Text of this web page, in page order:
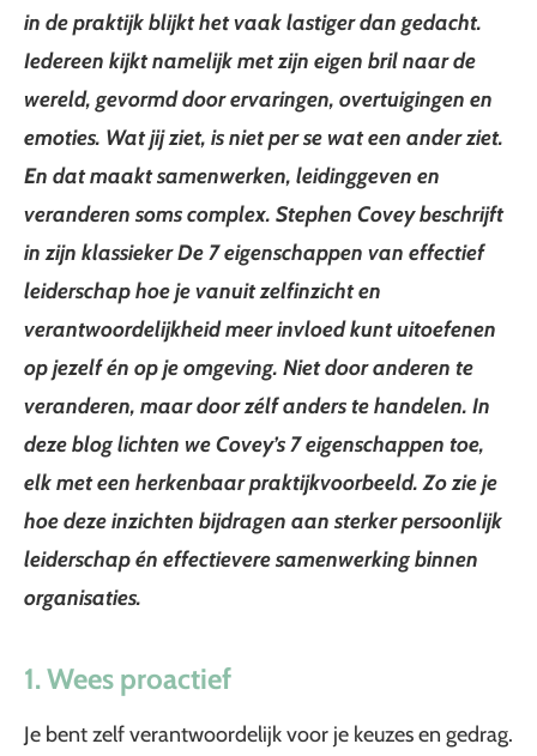
in de praktijk blijkt het vaak lastiger dan gedacht.
Iedereen kijkt namelijk met zijn eigen bril naar de
wereld, gevormd door ervaringen, overtuigingen en
emoties. Wat jij ziet, is niet per se wat een ander ziet.
En dat maakt samenwerken, leidinggeven en
veranderen soms complex. Stephen Covey beschrijft
in zijn klassieker De 7 eigenschappen van effectief
leiderschap hoe je vanuit zelfinzicht en
verantwoordelijkheid meer invloed kunt uitoefenen
op jezelf én op je omgeving. Niet door anderen te
veranderen, maar door zélf anders te handelen. In
deze blog lichten we Covey’s 7 eigenschappen toe,
elk met een herkenbaar praktijkvoorbeeld. Zo zie je
hoe deze inzichten bijdragen aan sterker persoonlijk
leiderschap én effectievere samenwerking binnen
organisaties.
1. Wees proactief
Je bent zelf verantwoordelijk voor je keuzes en gedrag.